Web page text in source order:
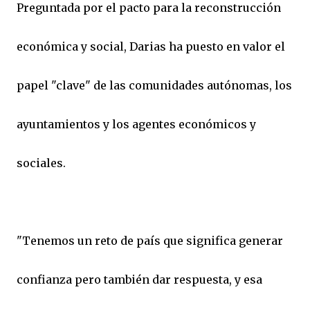
Preguntada por el pacto para la reconstrucción
económica y social, Darias ha puesto en valor el
papel "clave" de las comunidades autónomas, los
ayuntamientos y los agentes económicos y
sociales.
"Tenemos un reto de país que significa generar
confianza pero también dar respuesta, y esa